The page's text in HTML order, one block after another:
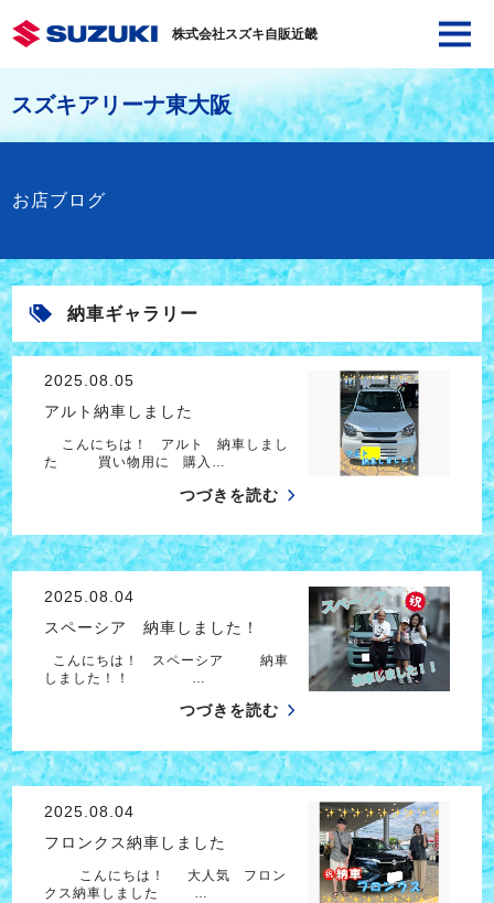
株式会社スズキ自販近畿
スズキアリーナ東大阪
お店ブログ
納車ギャラリー
2025.08.05
アルト納車しました
こんにちは！ アルト 納車しまし
た 買い物用に 購入…
つづきを読む
2025.08.04
スペーシア 納車しました！
こんにちは！ スペーシア 納車
しました！！ …
つづきを読む
2025.08.04
フロンクス納車しました
こんにちは！ 大人気 フロン
クス納車しました …